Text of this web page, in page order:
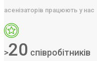
асенізаторів працюють у нас
>20 співробітників